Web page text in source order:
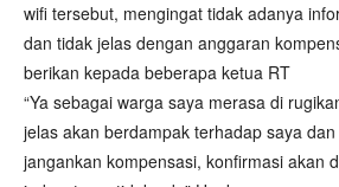
wifi tersebut, mengingat tidak adanya
dan tidak jelas dengan anggaran
berikan kepada beberapa ketua RT
“Ya sebagai warga saya merasa di
jelas akan berdampak terhadap saya
jangankan kompensasi, konfirmasi akan